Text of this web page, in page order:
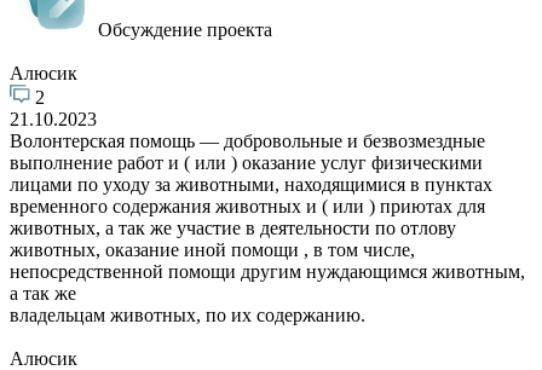
Обсуждение проекта
Алюсик
2
21.10.2023
Волонтерская помощь — добровольные и безвозмездные
выполнение работ и ( или ) оказание услуг физическими
лицами по уходу за животными, находящимися в пунктах
временного содержания животных и ( или ) приютах для
животных, а так же участие в деятельности по отлову
животных, оказание иной помощи , в том числе,
непосредственной помощи другим нуждающимся животным,
а так же
владельцам животных, по их содержанию.
Алюсик